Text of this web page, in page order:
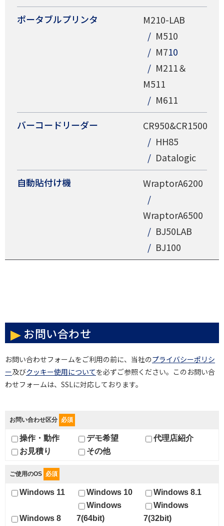
ポータブルプリンタ
M210-LAB
M510
M710
M211＆
M511
M611
バーコードリーダー
CR950&CR1500
HH85
Datalogic
自動貼付け機
WraptorA6200
WraptorA6500
BJ50LAB
BJ100
お問い合わせ
お問い合わせフォームをご利用の前に、当社のプライバシーポリシ
ー及びクッキー使用についてを必ずご参照ください。このお問い合
わせフォームは、SSLに対応しております。
お問い合わせ区分 必須
操作・動作 デモ希望
代理店紹介
お見積り
その他
ご使用のOS 必須
Windows 11 Windows 10 Windows 8.1
Windows 8
Windows
7(64bit)
Windows
7(32bit)